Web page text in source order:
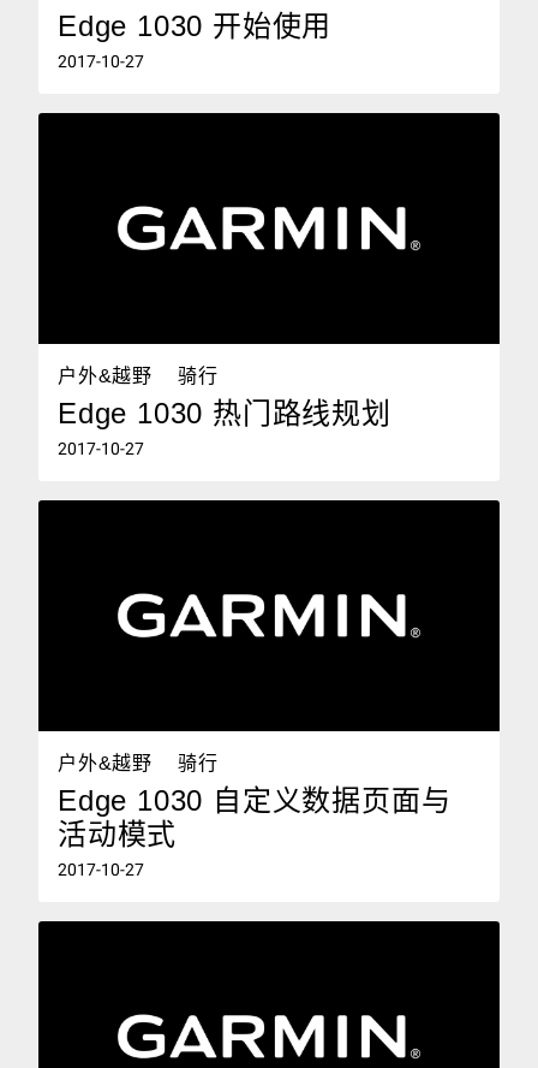
Edge 1030 开始使用
2017-10-27
户外&越野 骑行
Edge 1030 热门路线规划
2017-10-27
户外&越野 骑行
Edge 1030 自定义数据页面与
活动模式
2017-10-27